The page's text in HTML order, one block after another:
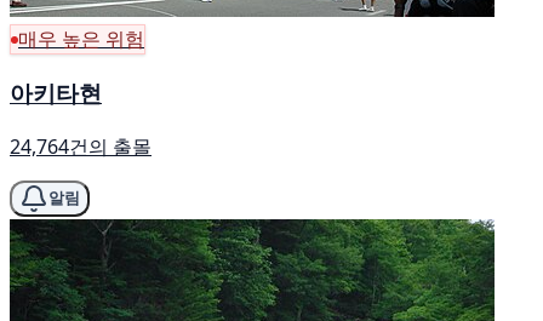
매우 높은 위험
아키타현
24,764건의 출몰
알림